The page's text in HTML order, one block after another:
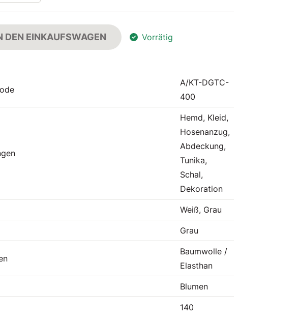
DEN EINKAUFSWAGEN Vorrätig
A/KT-DGTC-
400
Hemd, Kleid,
Hosenanzug,
Abdeckung,
Tunika,
Schal,
Dekoration
Weiß, Grau
Grau
Baumwolle /
Elasthan
Blumen
140